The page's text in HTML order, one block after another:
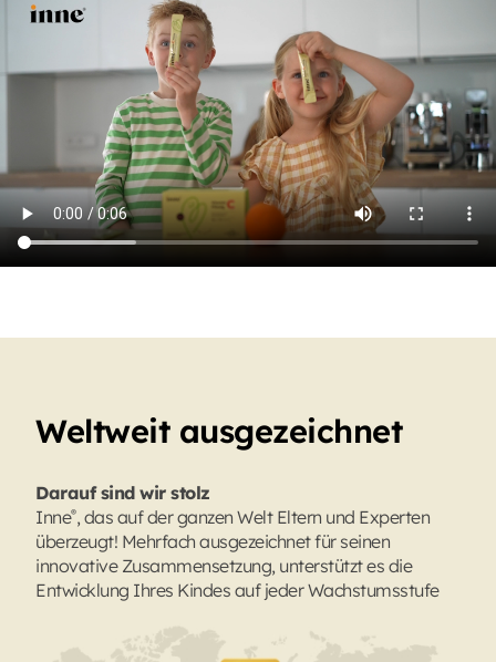
Weltweit ausgezeichnet
Darauf sind wir stolz
Inne®, das auf der ganzen Welt Eltern und Experten
überzeugt! Mehrfach ausgezeichnet für seinen
innovative Zusammensetzung, unterstützt es die
Entwicklung Ihres Kindes auf jeder Wachstumsstufe